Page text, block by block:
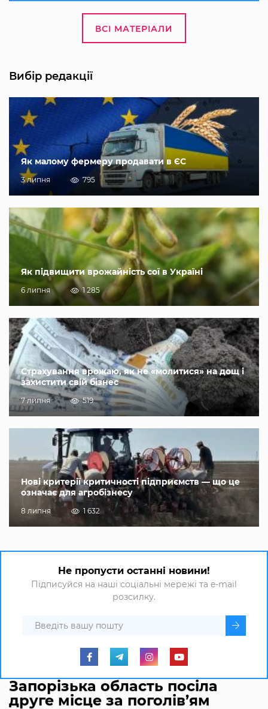
ВСІ МАТЕРІАЛИ
Вибір редакції
Як малому фермеру продавати в ЄС
3 липня 795
Як підвищити врожайність сої в Україні
6 липня 1 285
Страхування врожаю, як не «молитися» на дощ і
захистити свій бізнес
7 липня 519
Нові критерії критичності підприємств — що це
означає для агробізнесу
8 липня 1 632
Не пропусти останні новини!
Підписуйся на наші соціальні мережі та e-mail
розсилку.
Запорізька область посіла
друге місце за поголів’ям